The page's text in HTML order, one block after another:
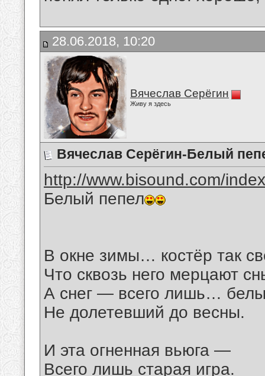
28.06.2018, 10:20
Вячеслав Серёгин
Живу я здесь
Вячеслав Серёгин-Белый
http://www.bisound.com/
Белый пепел
В окне зимы… костёр так
Что сквозь него мерцают
А снег — всего лишь…
Не долетевший до весны.
И эта огненная вьюга —
Всего лишь старая игра.